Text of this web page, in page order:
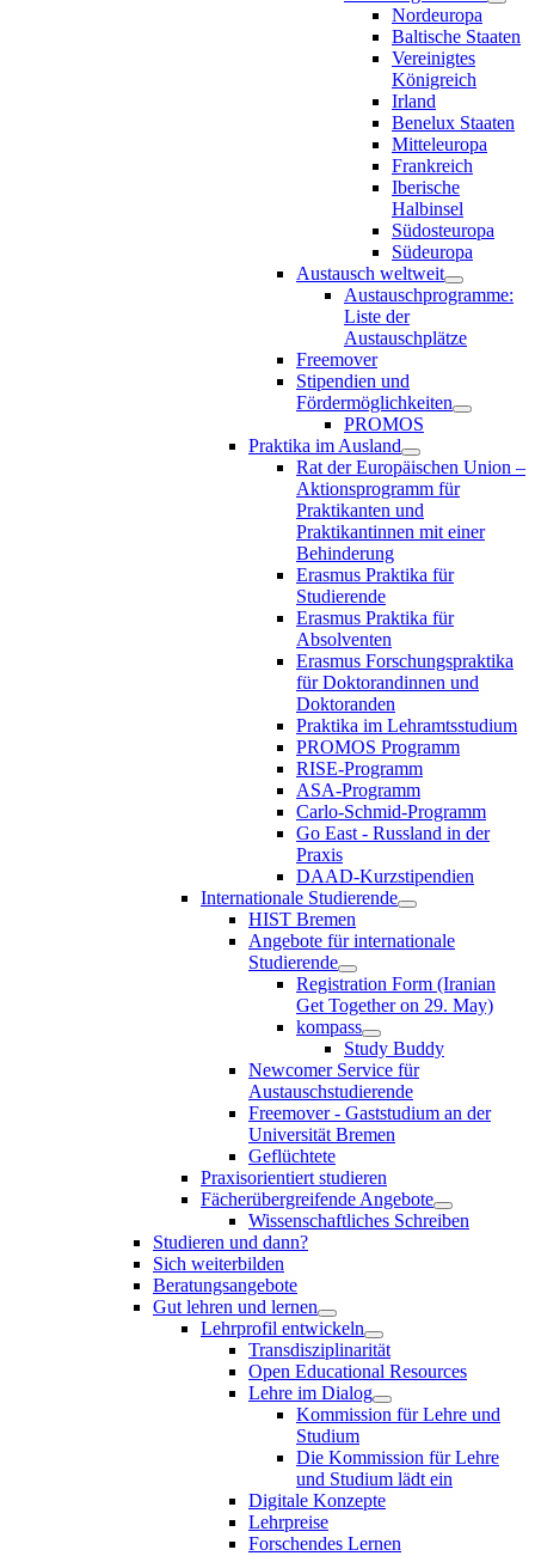
Nordeuropa
Baltische Staaten
Vereinigtes
Königreich
Irland
Benelux Staaten
Mitteleuropa
Frankreich
Iberische
Halbinsel
Südosteuropa
Südeuropa
Austausch weltweit
Austauschprogramme:
Liste der
Austauschplätze
Freemover
Stipendien und
Fördermöglichkeiten
PROMOS
Praktika im Ausland
Rat der Europäischen Union –
Aktionsprogramm für
Praktikanten und
Praktikantinnen mit einer
Behinderung
Erasmus Praktika für
Studierende
Erasmus Praktika für
Absolventen
Erasmus Forschungspraktika
für Doktorandinnen und
Doktoranden
Praktika im Lehramtsstudium
PROMOS Programm
RISE-Programm
ASA-Programm
Carlo-Schmid-Programm
Go East - Russland in der
Praxis
DAAD-Kurzstipendien
Internationale Studierende
HIST Bremen
Angebote für internationale
Studierende
Registration Form (Iranian
Get Together on 29. May)
kompass
Study Buddy
Newcomer Service für
Austauschstudierende
Freemover - Gaststudium an der
Universität Bremen
Geflüchtete
Praxisorientiert studieren
Fächerübergreifende Angebote
Wissenschaftliches Schreiben
Studieren und dann?
Sich weiterbilden
Beratungsangebote
Gut lehren und lernen
Lehrprofil entwickeln
Transdisziplinarität
Open Educational Resources
Lehre im Dialog
Kommission für Lehre und
Studium
Die Kommission für Lehre
und Studium lädt ein
Digitale Konzepte
Lehrpreise
Forschendes Lernen